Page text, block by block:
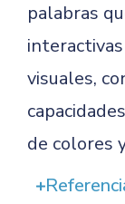
palabras
visuales,
de colores